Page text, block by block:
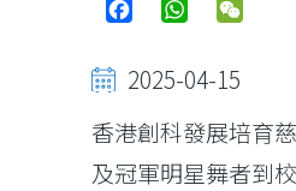
FacebookWhatsApp
2025-04-15
香港創科發展培育
及冠軍明星舞者到